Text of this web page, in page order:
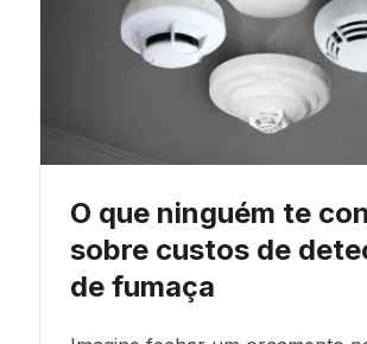
O que ninguém te
sobre custos de
de fumaça